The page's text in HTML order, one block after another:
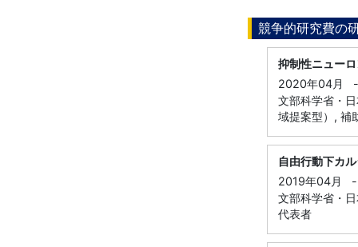
競争的研究費の
抑制性ニュー
2020年04月
-
文部科学省・
域提案型）, 補
自由行動下カ
2019年04月
-
文部科学省・
代表者